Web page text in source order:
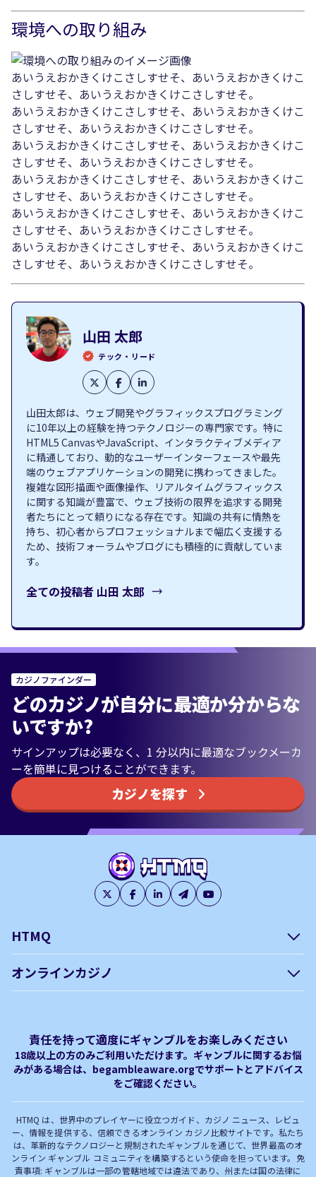
環境への取り組み
あいうえおかきくけこさしすせそ、あいうえおかきくけこ
さしすせそ、あいうえおかきくけこさしすせそ。
あいうえおかきくけこさしすせそ、あいうえおかきくけこ
さしすせそ、あいうえおかきくけこさしすせそ。
あいうえおかきくけこさしすせそ、あいうえおかきくけこ
さしすせそ、あいうえおかきくけこさしすせそ。
あいうえおかきくけこさしすせそ、あいうえおかきくけこ
さしすせそ、あいうえおかきくけこさしすせそ。
あいうえおかきくけこさしすせそ、あいうえおかきくけこ
さしすせそ、あいうえおかきくけこさしすせそ。
あいうえおかきくけこさしすせそ、あいうえおかきくけこ
さしすせそ、あいうえおかきくけこさしすせそ。
山田 太郎
テック・リード
山田太郎は、ウェブ開発やグラフィックスプログラミング
に10年以上の経験を持つテクノロジーの専門家です。特に
HTML5 CanvasやJavaScript、インタラクティブメディア
に精通しており、動的なユーザーインターフェースや最先
端のウェブアプリケーションの開発に携わってきました。
複雑な図形描画や画像操作、リアルタイムグラフィックス
に関する知識が豊富で、ウェブ技術の限界を追求する開発
者たちにとって頼りになる存在です。知識の共有に情熱を
持ち、初心者からプロフェッショナルまで幅広く支援する
ため、技術フォーラムやブログにも積極的に貢献していま
す。
全ての投稿者 山田 太郎
カジノファインダー
どのカジノが自分に最適か分からな
いですか?
サインアップは必要なく、1 分以内に最適なブックメーカ
ーを簡単に見つけることができます。
カジノを探す
HTMQ
オンラインカジノ
オンラインカジノ フリースピ
ン おすすめ
Plinko｜プリンコとは？
オンラインカジノ最新サイト
オンラインカジノボーナス
責任を持って適度にギャンブルをお楽しみください
18歳以上の方のみご利用いただけます。ギャンブルに関するお悩
みがある場合は、begambleaware.orgでサポートとアドバイス
をご確認ください。
HTMQ は、世界中のプレイヤーに役立つガイド、カジノ ニュース、レビュ
ー、情報を提供する、信頼できるオンライン カジノ比較サイトです。私たち
は、革新的なテクノロジーと規制されたギャンブルを通じて、世界最高のオ
ンライン ギャンブル コミュニティを構築するという使命を担っています。免
責事項: ギャンブルは一部の管轄地域では違法であり、州または国の法律に